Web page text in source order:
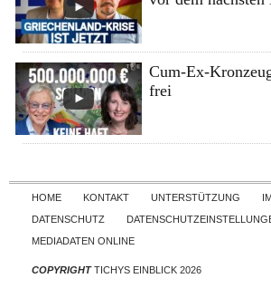
Cum-Ex-
frei
Skip to
HOME KONTAKT UNTERSTÜTZUNG
DATENSCHUTZ
MEDIADATEN ONLINE
COPYRIGHTTICHYS EINBLICK 2026